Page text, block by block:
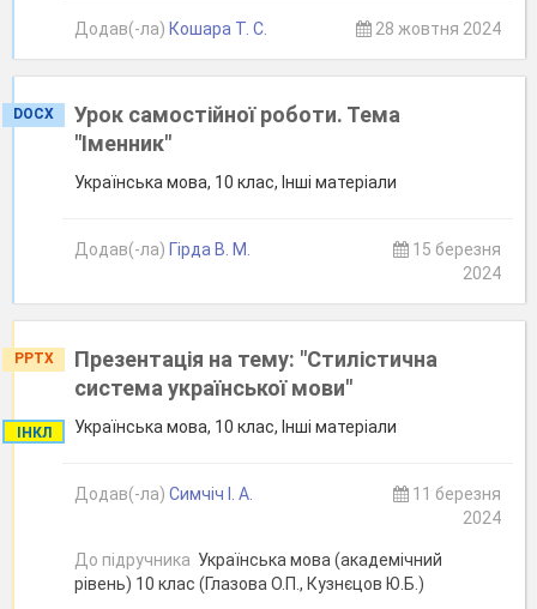
Додав(-ла) Кошара Т. С. 28 жовтня 2024
DOCX
Урок самостійної роботи. Тема
"Іменник"
Українська мова, 10 клас, Інші матеріали
Додав(-ла) Гірда В. М.
15 березня
2024
PPTX
ІНКЛ
Презентація на тему: "Стилістична
система української мови"
Українська мова, 10 клас, Інші матеріали
Додав(-ла) Симчіч І. А.
11 березня
2024
До підручника Українська мова (академічний
рівень) 10 клас (Глазова О.П., Кузнєцов Ю.Б.)